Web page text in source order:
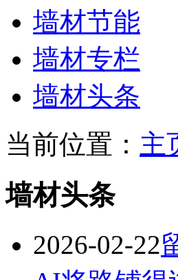
墙材节能
墙材专栏
墙材头条
当前位置： 主
墙材头条
2026-02-22